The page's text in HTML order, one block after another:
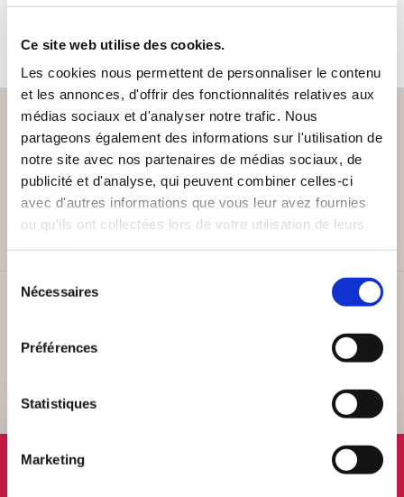
Ce site web utilise des cookies.
Les cookies nous permettent de personnaliser le contenu
et les annonces, d'offrir des fonctionnalités relatives aux
médias sociaux et d'analyser notre trafic. Nous
partageons également des informations sur l'utilisation de
notre site avec nos partenaires de médias sociaux, de
publicité et d'analyse, qui peuvent combiner celles-ci
avec d'autres informations que vous leur avez fournies
ou qu'ils ont collectées lors de votre utilisation de leurs
Nécessaires
Préférences
Statistiques
Marketing
pour le moment.
PAIEMENT SÉCURISÉ